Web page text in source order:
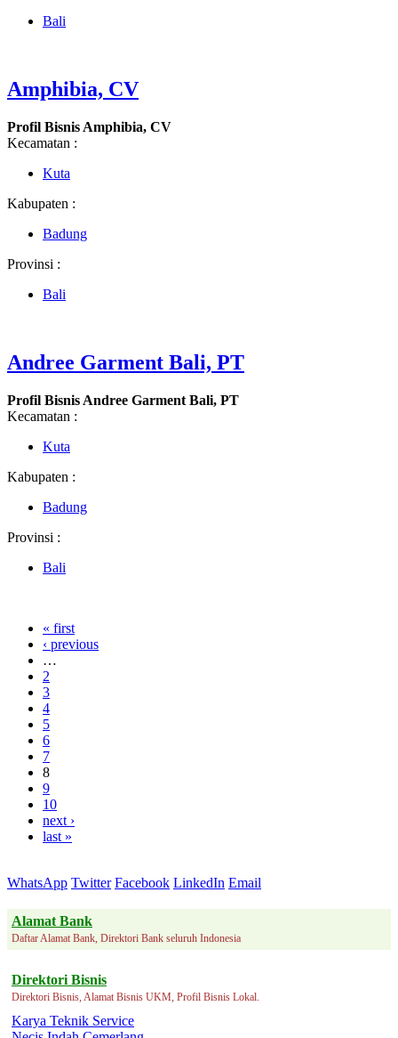
Bali
Amphibia, CV
Profil Bisnis Amphibia, CV
Kecamatan :
Kuta
Kabupaten :
Badung
Provinsi :
Bali
Andree Garment Bali, PT
Profil Bisnis Andree Garment Bali, PT
Kecamatan :
Kuta
Kabupaten :
Badung
Provinsi :
Bali
« first
‹ previous
…
2
3
4
5
6
7
8
9
10
next ›
last »
WhatsApp Twitter Facebook LinkedIn Email
Alamat Bank
Daftar Alamat Bank, Direktori Bank seluruh Indonesia
Direktori Bisnis
Direktori Bisnis, Alamat Bisnis UKM, Profil Bisnis Lokal.
Karya Teknik Service